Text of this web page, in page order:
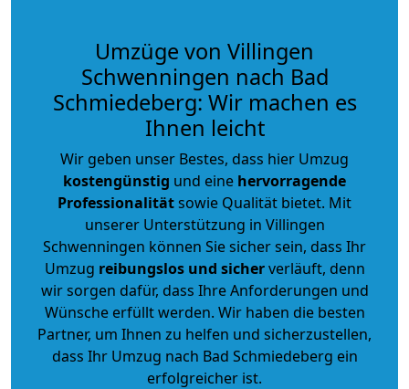
Umzüge von Villingen
Schwenningen nach Bad
Schmiedeberg: Wir machen es
Ihnen leicht
Wir geben unser Bestes, dass hier Umzug
kostengünstig und eine hervorragende
Professionalitätsowie Qualität bietet. Mit
unserer Unterstützung in Villingen
Schwenningen können Sie sicher sein, dass Ihr
Umzug reibungslos und sicherverläuft, denn
wir sorgen dafür, dass Ihre Anforderungen und
Wünsche erfüllt werden. Wir haben die besten
Partner, um Ihnen zu helfen und sicherzustellen,
dass Ihr Umzug nach Bad Schmiedeberg ein
erfolgreicher ist.